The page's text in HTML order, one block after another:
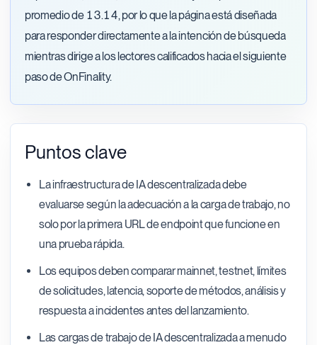
promedio de 13.14, por lo que la página está diseñada
para responder directamente a la intención de búsqueda
mientras dirige a los lectores calificados hacia el siguiente
paso de OnFinality.
Puntos clave
La infraestructura de IA descentralizada debe
evaluarse según la adecuación a la carga de trabajo, no
solo por la primera URL de endpoint que funcione en
una prueba rápida.
Los equipos deben comparar mainnet, testnet, límites
de solicitudes, latencia, soporte de métodos, análisis y
respuesta a incidentes antes del lanzamiento.
Las cargas de trabajo de IA descentralizada a menudo